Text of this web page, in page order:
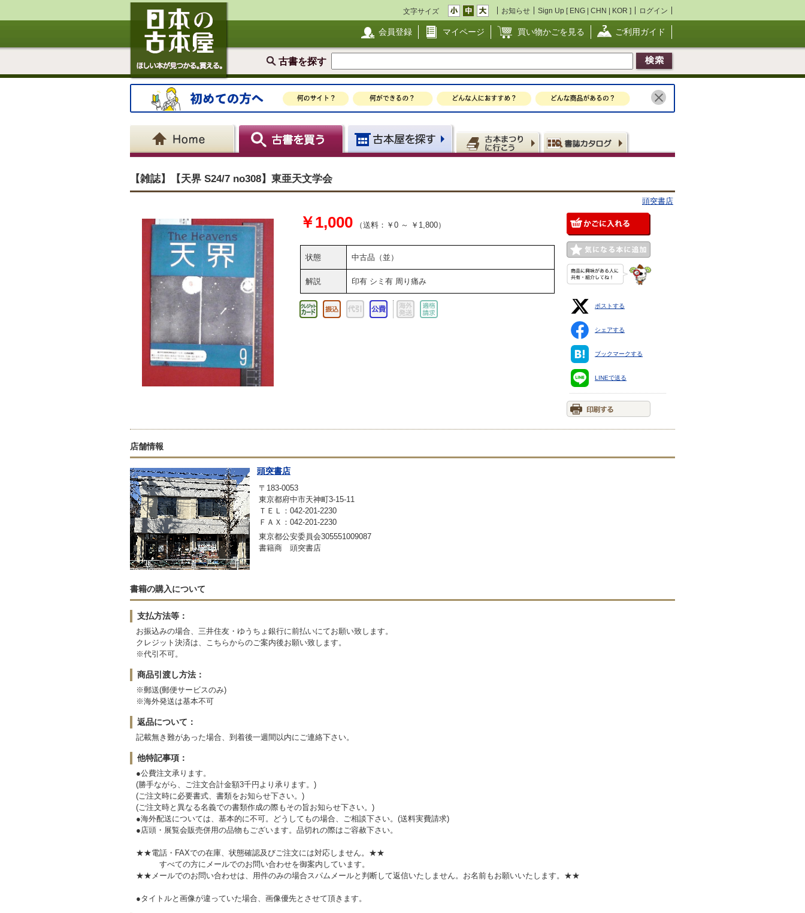
文字サイズ お知らせ Sign Up [ ENG | CHN | KOR ] ログイン
会員登録 マイページ 買い物かごを見る ご利用ガイド
古書を探す
【雑誌】【天界 S24/7 no308】東亜天文学会
頭突書店
￥1,000 （送料：￥0 ～ ￥1,800）
状態 中古品（並）
解説 印有 シミ有 周り痛み
ポストする
シェアする
ブックマークする
LINEで送る
店舗情報
頭突書店
〒183-0053
東京都府中市天神町3-15-11
ＴＥＬ：042-201-2230
ＦＡＸ：042-201-2230
東京都公安委員会305551009087
書籍商 頭突書店
書籍の購入について
支払方法等：
お振込みの場合、三井住友・ゆうちょ銀行に前払いにてお願い致します。
クレジット決済は、こちらからのご案内後お願い致します。
※代引不可。
商品引渡し方法：
※郵送(郵便サービスのみ)
※海外発送は基本不可
返品について：
記載無き難があった場合、到着後一週間以内にご連絡下さい。
他特記事項：
●公費注文承ります。
(勝手ながら、ご注文合計金額3千円より承ります。)
(ご注文時に必要書式、書類をお知らせ下さい。)
(ご注文時と異なる名義での書類作成の際もその旨お知らせ下さい。)
●海外配送については、基本的に不可。どうしてもの場合、ご相談下さい。(送料実費請求)
●店頭・展覧会販売併用の品物もございます。品切れの際はご容赦下さい。
★★電話・FAXでの在庫、状態確認及びご注文には対応しません。★★
すべての方にメールでのお問い合わせを御案内しています。
★★メールでのお問い合わせは、用件のみの場合スパムメールと判断して返信いたしません。お名前もお願いいたします。★★
●タイトルと画像が違っていた場合、画像優先とさせて頂きます。